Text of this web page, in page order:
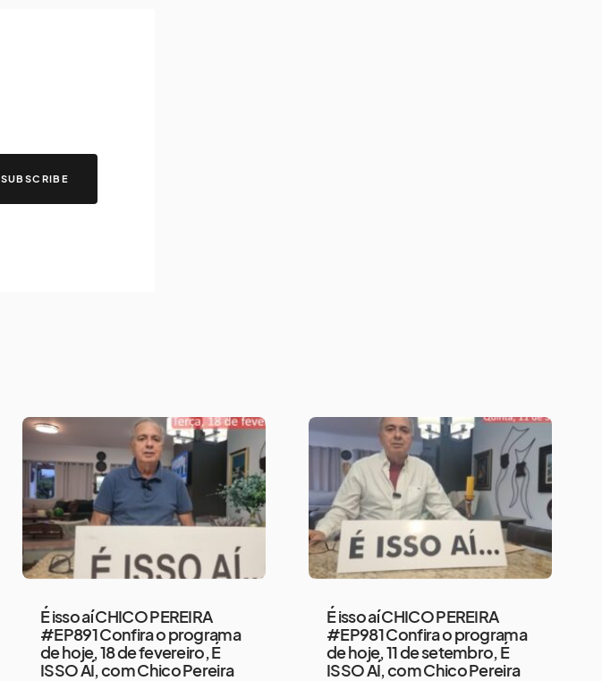
SUBSCRIBE
É isso aí CHICO PEREIRA
#EP891 Confira o programa
de hoje, 18 de fevereiro, É
ISSO AÍ, com Chico Pereira
É isso aí CHICO PEREIRA
#EP981 Confira o programa
de hoje, 11 de setembro, É
ISSO AÍ, com Chico Pereira